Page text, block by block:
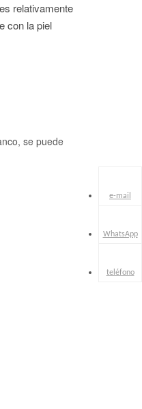
relativamente
con la piel
se puede
e-mail
WhatsApp
teléfono